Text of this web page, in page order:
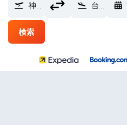
神戸空港 (UKB) 台北市 台北桃園空港 (TPE)
検索